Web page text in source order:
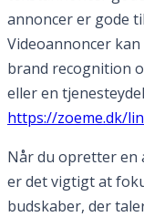
annoncer er gode
Videoannoncer
brand recognition
eller en
https://zoeme.dk/
Når du opretter en
er det vigtigt at
budskaber, der